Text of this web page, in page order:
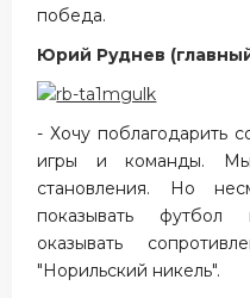
победа.
Юрий Руднев
- Хочу поблагодарить
игры и команды. Мы
становления. Но
показывать
оказывать
"Норильский никель".